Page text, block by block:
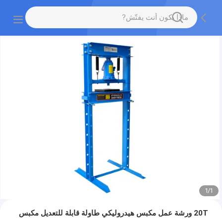
1
/
1
20T ورشة عمل مكبس هيدروليكي طاولة قابلة للتعديل مكبس